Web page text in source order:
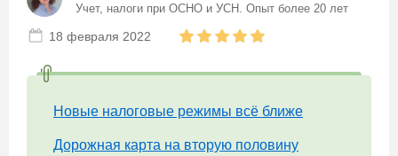
Учет, налоги при ОСНО и УСН. Опыт более 20 лет
18 февраля 2022
Новые налоговые режимы всё ближе
Дорожная карта на вторую половину